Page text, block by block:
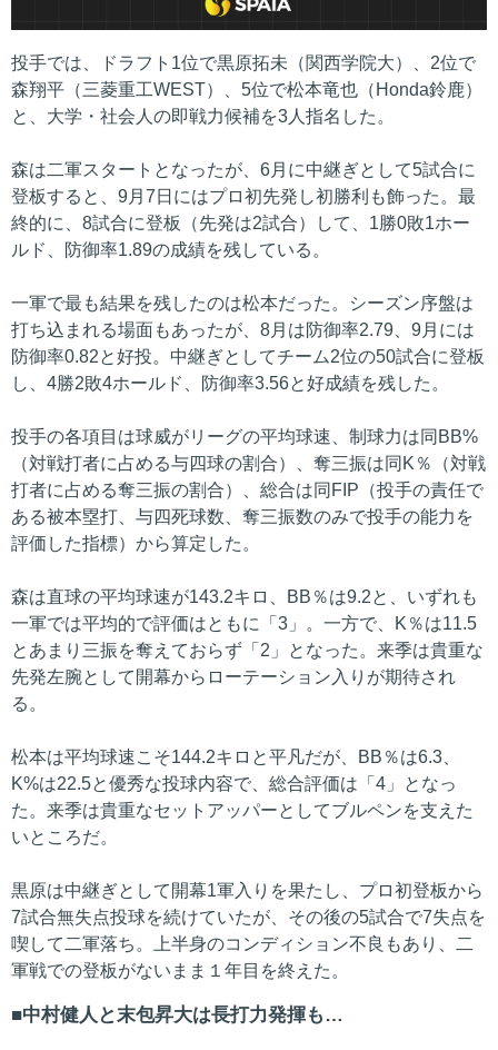
投手では、ドラフト1位で黒原拓未（関西学院大）、2位で
森翔平（三菱重工WEST）、5位で松本竜也（Honda鈴鹿）
と、大学・社会人の即戦力候補を3人指名した。
森は二軍スタートとなったが、6月に中継ぎとして5試合に
登板すると、9月7日にはプロ初先発し初勝利も飾った。最
終的に、8試合に登板（先発は2試合）して、1勝0敗1ホー
ルド、防御率1.89の成績を残している。
一軍で最も結果を残したのは松本だった。シーズン序盤は
打ち込まれる場面もあったが、8月は防御率2.79、9月には
防御率0.82と好投。中継ぎとしてチーム2位の50試合に登板
し、4勝2敗4ホールド、防御率3.56と好成績を残した。
投手の各項目は球威がリーグの平均球速、制球力は同BB%
（対戦打者に占める与四球の割合）、奪三振は同K％（対戦
打者に占める奪三振の割合）、総合は同FIP（投手の責任で
ある被本塁打、与四死球数、奪三振数のみで投手の能力を
評価した指標）から算定した。
森は直球の平均球速が143.2キロ、BB％は9.2と、いずれも
一軍では平均的で評価はともに「3」。一方で、K％は11.5
とあまり三振を奪えておらず「2」となった。来季は貴重な
先発左腕として開幕からローテーション入りが期待され
る。
松本は平均球速こそ144.2キロと平凡だが、BB％は6.3、
K%は22.5と優秀な投球内容で、総合評価は「4」となっ
た。来季は貴重なセットアッパーとしてブルペンを支えた
いところだ。
黒原は中継ぎとして開幕1軍入りを果たし、プロ初登板から
7試合無失点投球を続けていたが、その後の5試合で7失点を
喫して二軍落ち。上半身のコンディション不良もあり、二
軍戦での登板がないまま１年目を終えた。
中村健人と末包昇大は長打力発揮も…